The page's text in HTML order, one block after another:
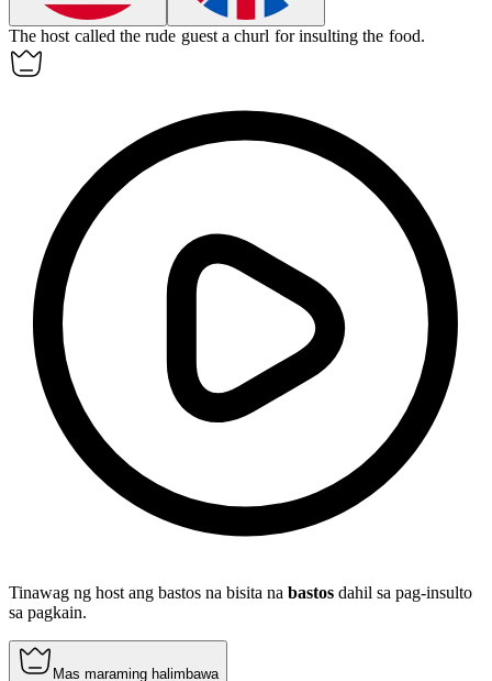
The host called the rude guest achurl for insulting the food.
Tinawag ng host ang bastos na bisita na bastos dahil sa pag-insulto
sa pagkain.
Mas maraming halimbawa